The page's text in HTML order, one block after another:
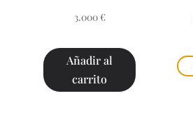
3.000 €
Añadir al
carrito